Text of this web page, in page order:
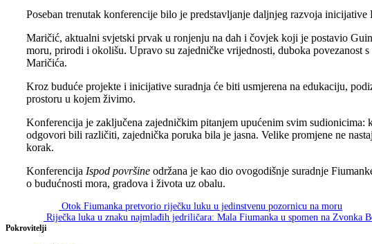
Poseban trenutak konferencije bilo je predstavljanje daljnjeg razvoja
Maričić, aktualni svjetski prvak u ronjenju na dah i čovjek koji je postavio
moru, prirodi i okolišu. Upravo su zajedničke vrijednosti, duboka povezanost
Maričića.
Kroz buduće projekte i inicijative suradnja će biti usmjerena na edukaciju,
prostoru u kojem živimo.
Konferencija je zaključena zajedničkim pitanjem upućenim svim
odgovori bili različiti, zajednička poruka bila je jasna. Velike promjene ne
korak.
Konferencija Ispod površine održana je kao dio ovogodišnje suradnje
o budućnosti mora, gradova i života uz obalu.
to
navigation
Otok Fiumanka pretvorio riječku luku u jedinstvenu pozornicu na moru
Riječka luka u znaku najmlađih jedriličara: Mala Fiumanka u spomen na Zvonka
Pokrovitelji